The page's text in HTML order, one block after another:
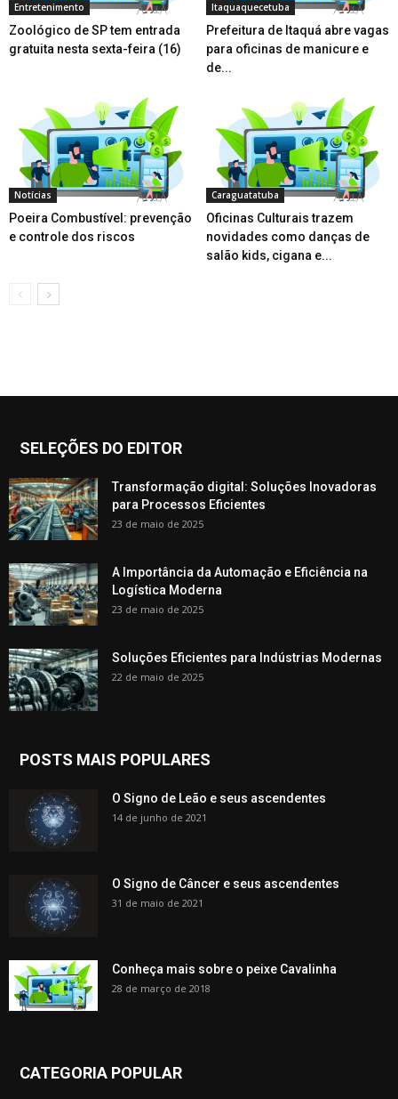
Entretenimento
Zoológico de SP tem entrada
gratuita nesta sexta-feira (16)
Itaquaquecetuba
Prefeitura de Itaquá abre vagas
para oficinas de manicure e
de...
Notícias
Poeira Combustível: prevenção
e controle dos riscos
Caraguatatuba
Oficinas Culturais trazem
novidades como danças de
salão kids, cigana e...
SELEÇÕES DO EDITOR
Transformação digital: Soluções Inovadoras
para Processos Eficientes
23 de maio de 2025
A Importância da Automação e Eficiência na
Logística Moderna
23 de maio de 2025
Soluções Eficientes para Indústrias Modernas
22 de maio de 2025
POSTS MAIS POPULARES
O Signo de Leão e seus ascendentes
14 de junho de 2021
O Signo de Câncer e seus ascendentes
31 de maio de 2021
Conheça mais sobre o peixe Cavalinha
28 de março de 2018
CATEGORIA POPULAR